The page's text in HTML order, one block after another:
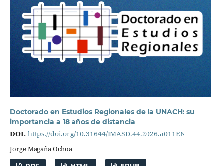
Doctorado en Estudios Regionales de la UNACH: su
importancia a 18 años de distancia
DOI: https://doi.org/10.31644/IMASD.44.2026.a011EN
Jorge Magaña Ochoa